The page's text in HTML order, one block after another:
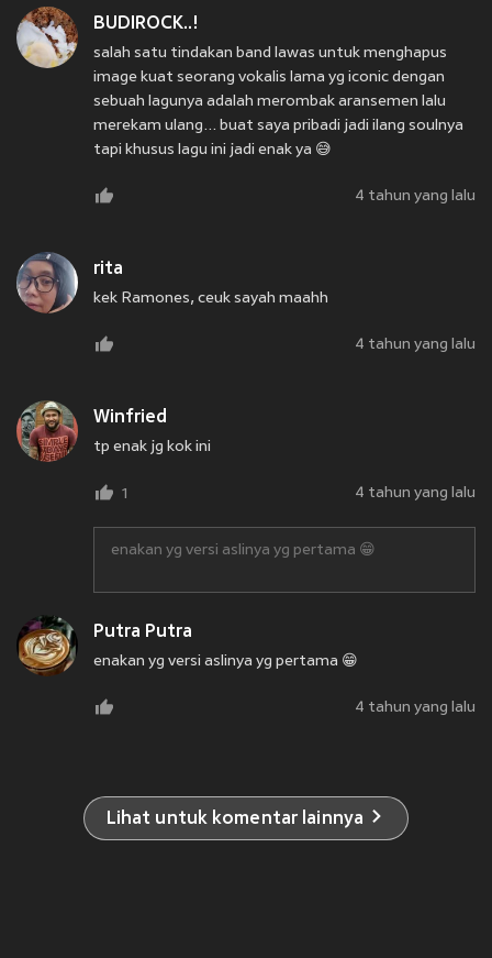
BUDIROCK..!
salah satu tindakan band lawas untuk menghapus
image kuat seorang vokalis lama yg iconic dengan
sebuah lagunya adalah merombak aransemen lalu
merekam ulang... buat saya pribadi jadi ilang soulnya
tapi khusus lagu ini jadi enak ya 😅
4 tahun yang lalu
rita
kek Ramones, ceuk sayah maahh
4 tahun yang lalu
Winfried
tp enak jg kok ini
1 4 tahun yang lalu
enakan yg versi aslinya yg pertama 😁
Putra Putra
enakan yg versi aslinya yg pertama 😁
4 tahun yang lalu
Lihat untuk komentar lainnya